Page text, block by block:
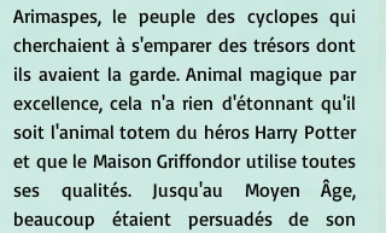
Arimaspes, le peuple des cyclopes qui
cherchaient à s'emparer des trésors dont
ils avaient la garde. Animal magique par
excellence, cela n'a rien d'étonnant qu'il
soit l'animal totem du héros Harry Potter
et que le Maison Griffondor utilise toutes
ses qualités. Jusqu'au Moyen Âge,
beaucoup étaient persuadés de son